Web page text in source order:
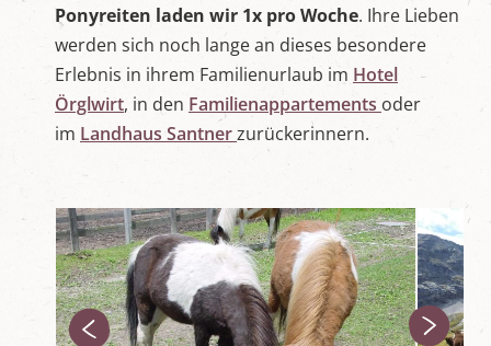
Ponyreiten laden wir 1x pro Woche. Ihre Lieben
werden sich noch lange an dieses besondere
Erlebnis in ihrem Familienurlaub im Hotel
Örglwirt, in den Familienappartements oder
im Landhaus Santnerzurückerinnern.